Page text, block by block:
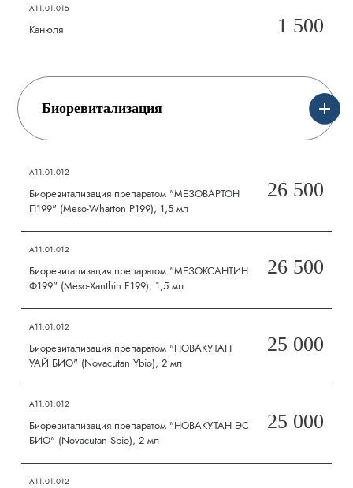
A11.01.015
Канюля 1 500
Биоревитализация
А11.01.012
Биоревитализация препаратом "МЕЗОВАРТОН
П199" (Meso-Wharton P199), 1,5 мл
26 500
А11.01.012
Биоревитализация препаратом "МЕЗОКСАНТИН
Ф199" (Meso-Xanthin F199), 1,5 мл
26 500
А11.01.012
Биоревитализация препаратом "НОВАКУТАН
УАЙ БИО" (Novacutan Ybio), 2 мл
25 000
А11.01.012
Биоревитализация препаратом "НОВАКУТАН ЭС
БИО" (Novacutan Sbio), 2 мл
25 000
А11.01.012